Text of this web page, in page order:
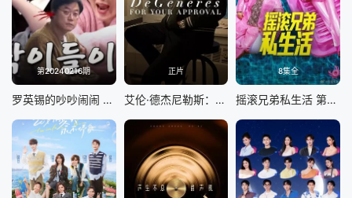
第20240216期
罗英锡的吵吵闹闹 蹦蹦地球游戏厅篇
正片
艾伦·德杰尼勒斯：请你许可
8集全
摇滚兄弟私生活 第二季